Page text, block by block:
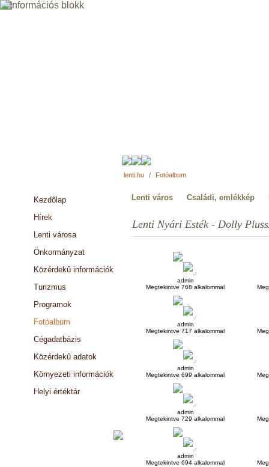
lenti.hu / Fotóalbum
Kezdõlap
Hírek
Lenti városa
Önkormányzat
Közérdekû információk
Turizmus
Programok
Fotóalbum
Cégadatbázis
Közérdekû adatok
Környezeti információk
Helyi értéktár
Lenti város Családi, emlékkép
Lenti Nyári Esték - Dolly
admin
Megtekintve 768 alkalommal
admin
Megtekintve 717 alkalommal
admin
Megtekintve 699 alkalommal
admin
Megtekintve 729 alkalommal
admin
Megtekintve 694 alkalommal